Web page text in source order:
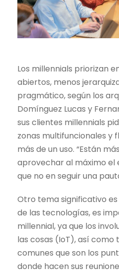
Los millennials priorizan
abiertos, menos
pragmático, según los
Domínguez Lucas y
sus clientes millennials
zonas multifuncionales y
más de un uso. “Están
aprovechar al máximo el
que no en seguir una
Otro tema significativo
de las tecnologías, es
millennial, ya que los
las cosas (IoT), así como
comunes que son los
donde hacen sus